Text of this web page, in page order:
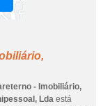
- Imobiliário,
Lda está